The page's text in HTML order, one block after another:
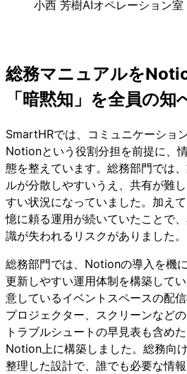
小西 芳樹AIオペレーション室
総務マニュアルを
「暗黙知」を全員の知
SmartHRでは、コミュニケーショ
Notionという役割分担を前提に、
態を整えています。総務部門では
ルが分散しやすいうえ、共有が難
すい状況になっていました。加え
憶に頼る運用が続いていたことで
識が失われるリスクがありました。
総務部門では、Notionの導入を機
更新しやすい運用体制を構築して
意しているイベントスペースの配
プロジェクター、スクリーンなど
トラブルシュートの早見表も含め
Notion上に構築しました。総務向
整理した設計で、誰でも必要な情